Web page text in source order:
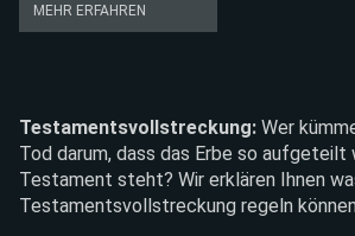
MEHR ERFAHREN
Testamentsvollstreckung Wer
Tod darum, dass das Erbe so aufgeteilt
Testament steht? Wir erklären Ihnen
Testamentsvollstreckung regeln